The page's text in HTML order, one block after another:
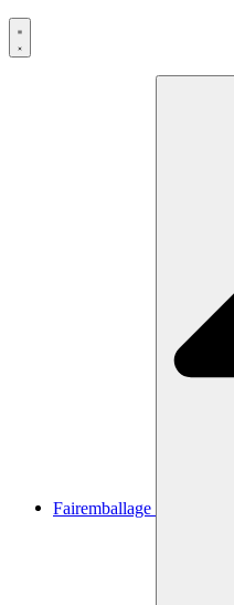
Fairemballage